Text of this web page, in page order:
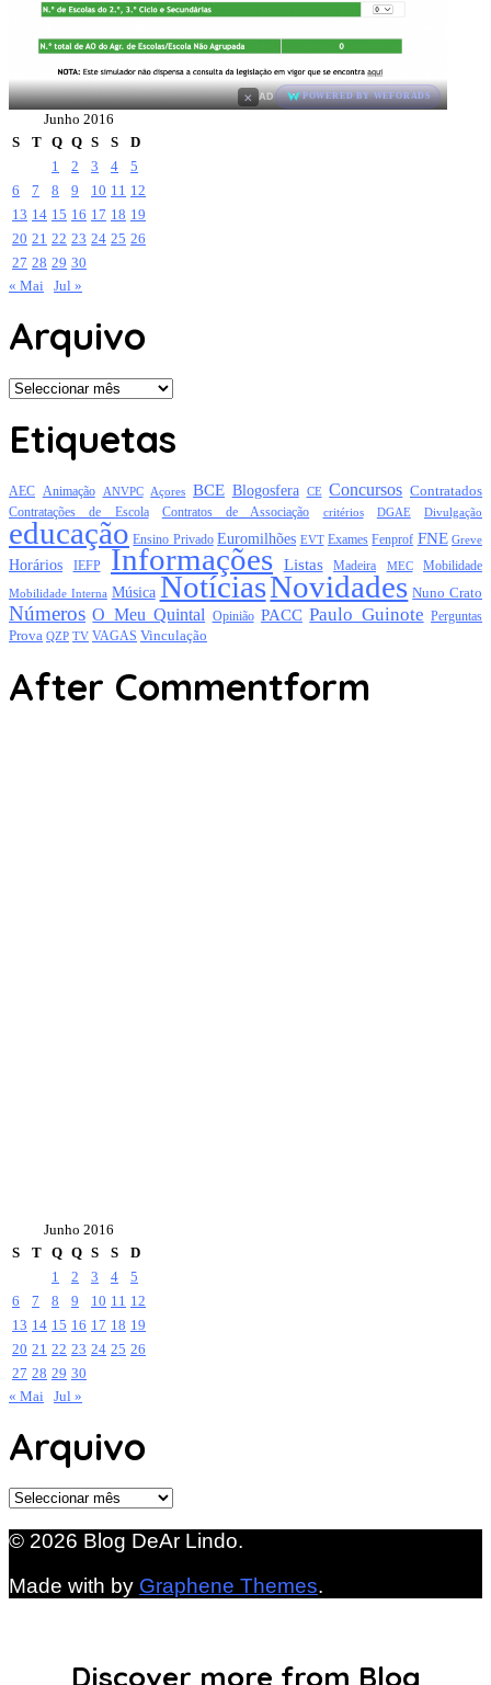
× AD POWERED BY WEFORADS
Junho 2016
S
T Q Q S S
D
1
2 3 4
5
6
7 8 9 10 11 12
13 14 15 16 17 18 19
20 21 22 23 24 25 26
27 28 29 30
« Mai Jul »
Arquivo
Arquivo
Etiquetas
AEC Animação ANVPC Açores BCE Blogosfera CE Concursos Contratados
Contratações de Escola Contratos de Associação critérios DGAE Divulgação
educação Ensino Privado Euromilhões EVT Exames Fenprof FNE Greve
Horários IEFP Informações Listas Madeira MEC Mobilidade
Mobilidade Interna Música NotíciasNovidades Nuno Crato
Números O Meu Quintal Opinião PACC Paulo Guinote Perguntas
Prova QZP TV VAGAS Vinculação
After Commentform
Junho 2016
S
T Q Q S S
D
1
2 3 4
5
6
7 8 9 10 11 12
13 14 15 16 17 18 19
20 21 22 23 24 25 26
27 28 29 30
« Mai
Jul »
Arquivo
Arquivo
© 2026 Blog DeAr Lindo.
Made with by Graphene Themes.
Discover more from Blog